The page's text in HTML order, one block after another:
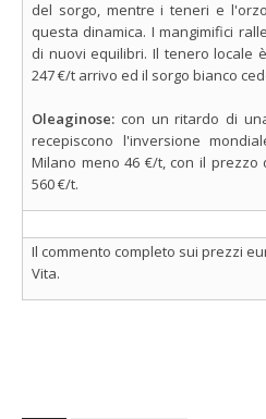
del sorgo, mentre i teneri e
questa dinamica. I mangimifici
di nuovi equilibri. Il tenero locale
247 €/t arrivo ed il sorgo bianco
Oleaginose: con un ritardo di
recepiscono l'inversione
Milano meno 46 €/t, con il
560 €/t.
Il commento completo sui prezzi
Vita.